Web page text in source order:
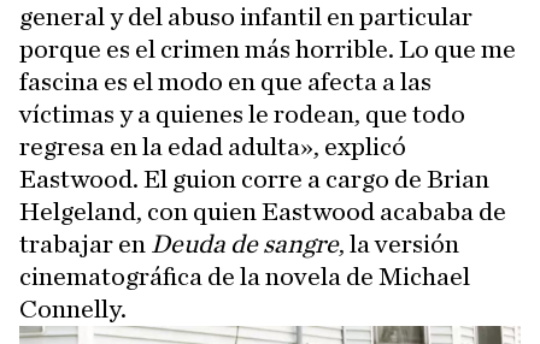
general y del abuso infantil en particular
porque es el crimen más horrible. Lo que me
fascina es el modo en que afecta a las
víctimas y a quienes le rodean, que todo
regresa en la edad adulta», explicó
Eastwood. El guion corre a cargo de Brian
Helgeland, con quien Eastwood acababa de
trabajar en Deuda de sangre, la versión
cinematográfica de la novela de Michael
Connelly.